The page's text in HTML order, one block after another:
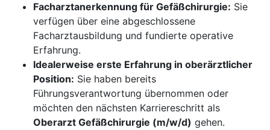
Facharztanerkennung für Gefäßchirurgie: Sie
verfügen über eine abgeschlossene
Facharztausbildung und fundierte operative
Erfahrung.
Idealerweise erste Erfahrung in oberärztlicher
Position: Sie haben bereits
Führungsverantwortung übernommen oder
möchten den nächsten Karriereschritt als
Oberarzt Gefäßchirurgie (m/w/d) gehen.